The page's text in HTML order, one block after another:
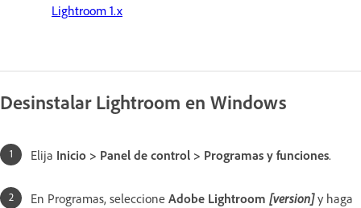
Lightroom 1.x
Desinstalar Lightroom en Windows
Elija Inicio > Panel de control > Programas y funciones.
En Programas, seleccione Adobe Lightroom [version]y haga